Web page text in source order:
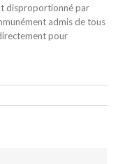
disproportionné par
admis de tous
pour